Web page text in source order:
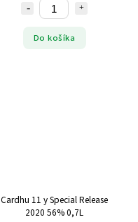
Do košíka
Cardhu 11 y Special Release
2020 56% 0,7L